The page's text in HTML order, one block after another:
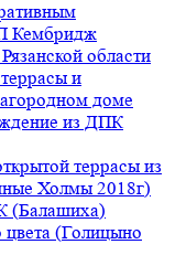
Кембридж
области
и
доме
из ДПК
террасы из
Холмы 2018г)
(Балашиха)
цвета (Голицыно